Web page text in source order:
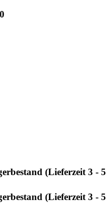
(Lieferzeit 3 -
(Lieferzeit 3 -